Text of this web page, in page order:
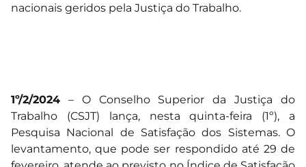
nacionais geridos pela Justiça do Trabalho.
1º/2/2024 – O Conselho Superior da Justiça do
Trabalho (CSJT) lança, nesta quinta-feira (1º), a
Pesquisa Nacional de Satisfação dos Sistemas. O
levantamento, que pode ser respondido até 29 de